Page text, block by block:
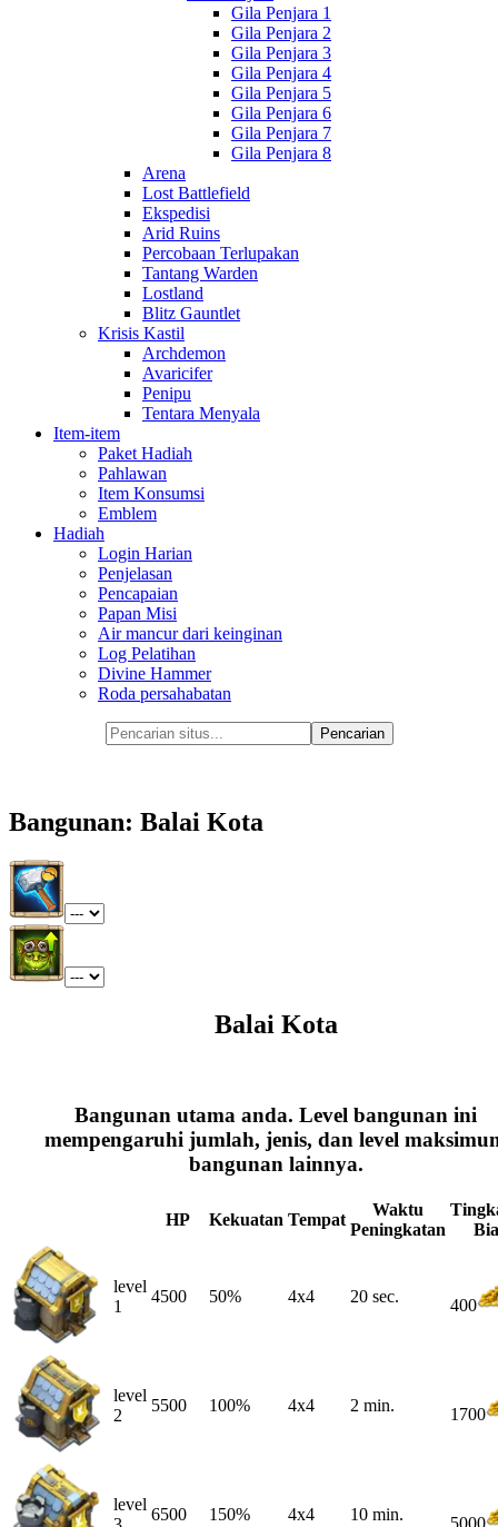
Gila Penjara 1
Gila Penjara 2
Gila Penjara 3
Gila Penjara 4
Gila Penjara 5
Gila Penjara 6
Gila Penjara 7
Gila Penjara 8
Arena
Lost Battlefield
Ekspedisi
Arid Ruins
Percobaan Terlupakan
Tantang Warden
Lostland
Blitz Gauntlet
Krisis Kastil
Archdemon
Avaricifer
Penipu
Tentara Menyala
Item-item
Paket Hadiah
Pahlawan
Item Konsumsi
Emblem
Hadiah
Login Harian
Penjelasan
Pencapaian
Papan Misi
Air mancur dari keinginan
Log Pelatihan
Divine Hammer
Roda persahabatan
Bangunan: Balai Kota
Balai Kota
Bangunan utama anda. Level bangunan ini
mempengaruhi jumlah, jenis, dan level
bangunan lainnya.
HP Kekuatan Tempat
Waktu
Peningkatan
level
1
4500 50% 4x4 20 sec. 400
level
2
5500 100% 4x4 2 min. 1700
level
6500 150% 4x4 10 min.